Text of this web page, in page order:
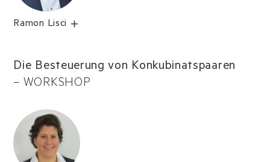
Ramon Lisci
Die Besteuerung von Konkubinatspaaren
– WORKSHOP